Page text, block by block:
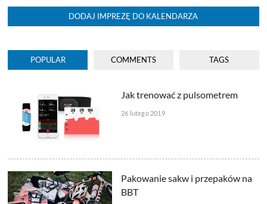
DODAJ IMPREZĘ DO KALENDARZA
POPULAR COMMENTS TAGS
Jak trenować z pulsometrem
26 lutego 2019
Pakowanie sakw i przepaków na
BBT